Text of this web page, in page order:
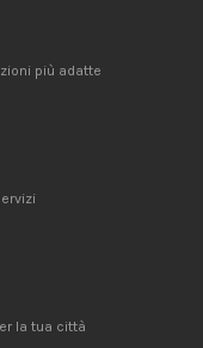
più adatte
la tua città